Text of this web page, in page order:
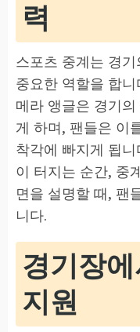
력
스포츠 중계는 경
중요한 역할을 합
메라 앵글은 경기
게 하며, 팬들은 이
착각에 빠지게 됩
이 터지는 순간, 중
면을 설명할 때, 팬
니다.
경기장
지원